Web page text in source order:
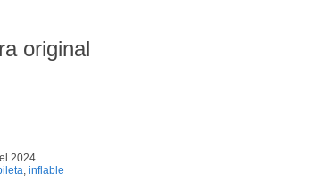
original
2024
inflable